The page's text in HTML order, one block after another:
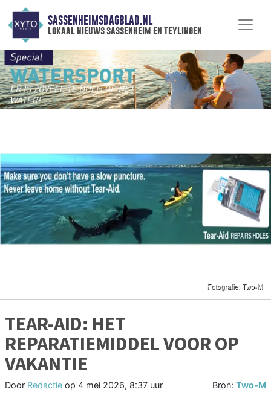
SASSENHEIMSDAGBLAD.NL
lokaal nieuws sassenheim en teylingen
TEAR-AID: HET
REPARATIEMIDDEL VOOR OP
VAKANTIE
Door Redactie op 4 mei 2026, 8:37 uur Bron: Two-M